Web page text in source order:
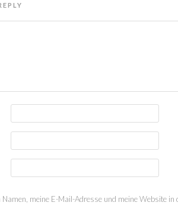
Namen, meine E-Mail-Adresse und meine Website